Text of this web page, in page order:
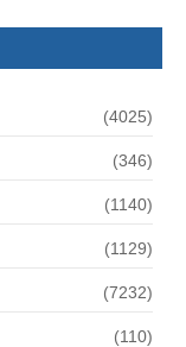
(4025)
(346)
(1140)
(1129)
(7232)
(110)